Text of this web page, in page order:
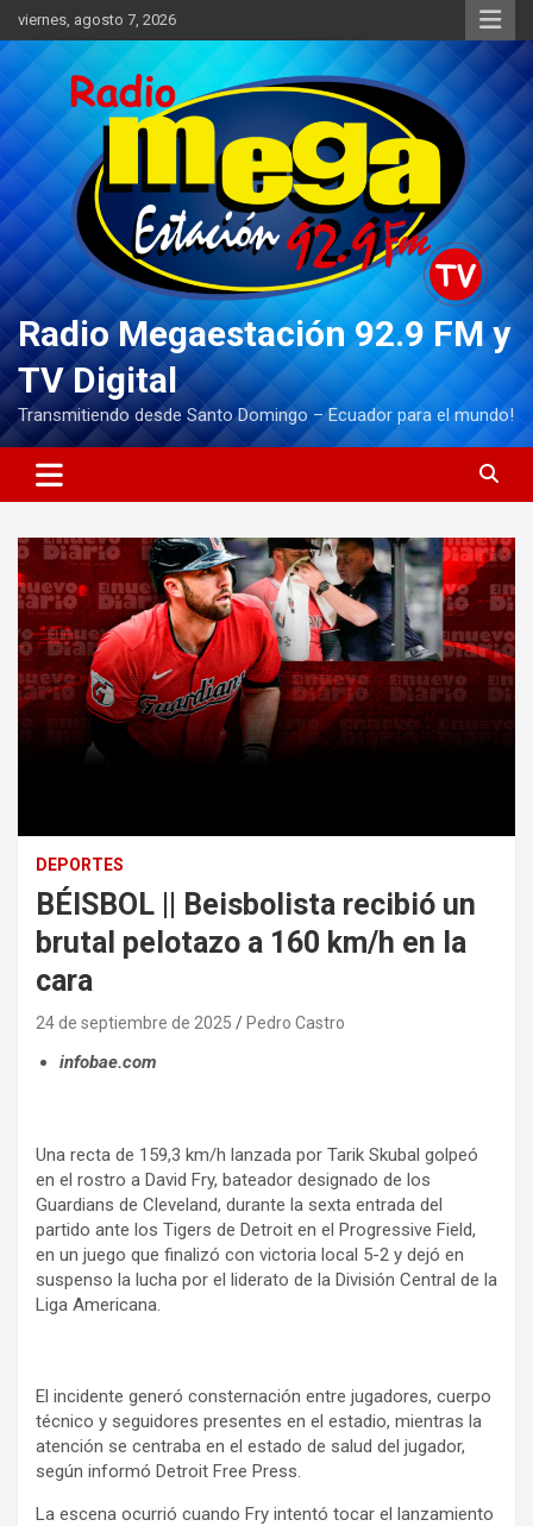
Saltar
al
contenido
viernes, agosto 7, 2026
Radio Megaestación 92.9 FM y
TV Digital
Transmitiendo desde Santo Domingo – Ecuador para el mundo!
DEPORTES
BÉISBOL || Beisbolista recibió un
brutal pelotazo a 160 km/h en la
cara
24 de septiembre de 2025 Pedro Castro
infobae.com
Una recta de 159,3 km/h lanzada por Tarik Skubal golpeó
en el rostro a David Fry, bateador designado de los
Guardians de Cleveland, durante la sexta entrada del
partido ante los Tigers de Detroit en el Progressive Field,
en un juego que finalizó con victoria local 5-2 y dejó en
suspenso la lucha por el liderato de la División Central de la
Liga Americana.
El incidente generó consternación entre jugadores, cuerpo
técnico y seguidores presentes en el estadio, mientras la
atención se centraba en el estado de salud del jugador,
según informó Detroit Free Press.
La escena ocurrió cuando Fry intentó tocar el lanzamiento